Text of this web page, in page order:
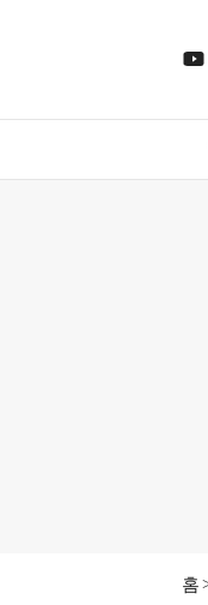
뉴
홈